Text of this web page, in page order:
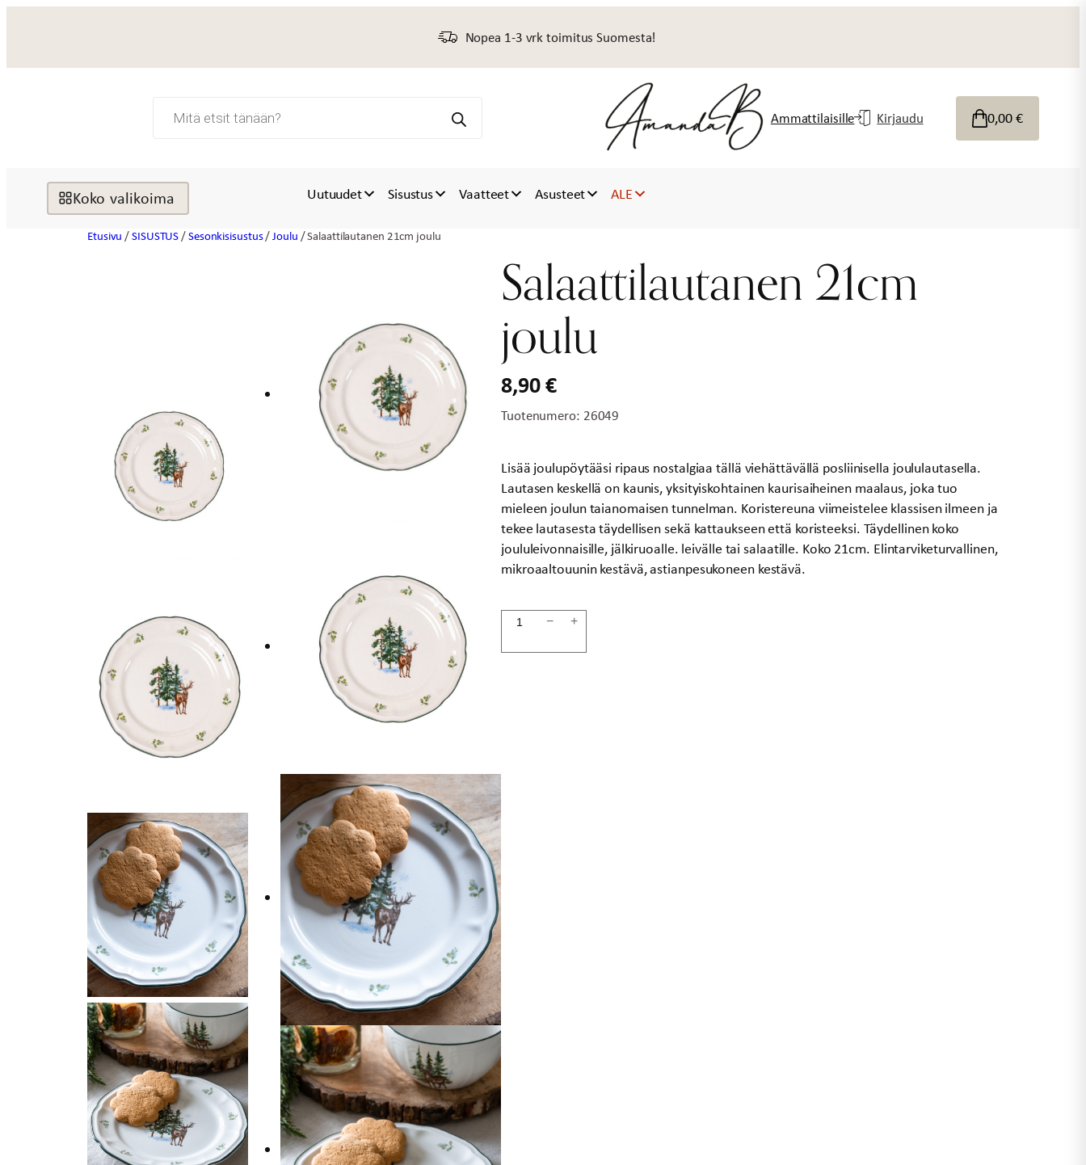
Nopea 1-3 vrk toimitus Suomesta!
search Ammattilaisille Kirjaudu 0,00€
Koko valikoima Uutuudet Sisustus Vaatteet Asusteet ALE
Etusivu /SISUSTUS/Sesonkisisustus/Joulu / Salaattilautanen 21cm joulu
Salaattilautanen 21cm
joulu
8,90€
Tuotenumero: 26049
Lisää joulupöytääsi ripaus nostalgiaa tällä viehättävällä posliinisella joululautasella.
Lautasen keskellä on kaunis, yksityiskohtainen kaurisaiheinen maalaus, joka tuo
mieleen joulun taianomaisen tunnelman. Koristereuna viimeistelee klassisen ilmeen ja
tekee lautasesta täydellisen sekä kattaukseen että koristeeksi. Täydellinen koko
joululeivonnaisille, jälkiruoalle. leivälle tai salaatille. Koko 21cm. Elintarviketurvallinen,
mikroaaltouunin kestävä, astianpesukoneen kestävä.
Salaattilautanen
− +